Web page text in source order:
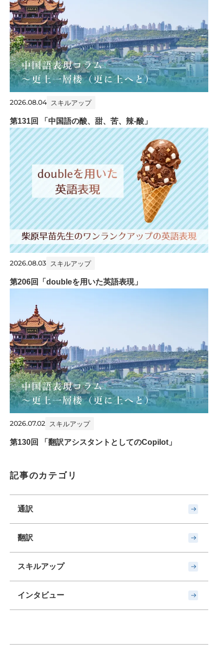
2026.08.04 スキルアップ
第131回 「中国語の酸、甜、苦、辣-酸」
2026.08.03 スキルアップ
第206回「doubleを用いた英語表現」
2026.07.02 スキルアップ
第130回 「翻訳アシスタントとしてのCopilot」
記事のカテゴリ
通訳
翻訳
スキルアップ
インタビュー